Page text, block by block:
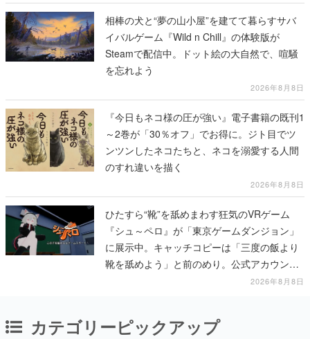
相棒の犬と“夢の山小屋”を建てて暮らすサバ
イバルゲーム『Wild n Chill』の体験版が
Steamで配信中。ドット絵の大自然で、喧騒
を忘れよう
2026年8月8日
『今日もネコ様の圧が強い』電子書籍の既刊1
～2巻が「30％オフ」でお得に。ジト目でツ
ンツンしたネコたちと、ネコを溺愛する人間
のすれ違いを描く
2026年8月8日
ひたすら“靴”を舐めまわす狂気のVRゲーム
『シュ～ペロ』が「東京ゲームダンジョン」
に展示中。キャッチコピーは「三度の飯より
靴を舐めよう」と前のめり。公式アカウント
も開設され、2026年リリースに向けて開発中
2026年8月8日
カテゴリーピックアップ